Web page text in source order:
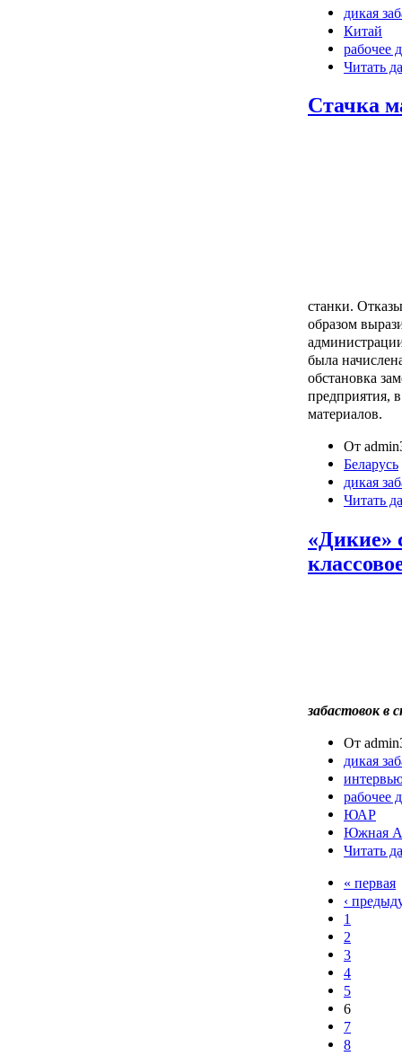
дикая
Китай
рабочее
Читать
Стачка
станки.
образом
была
обстановка
предприятия,
материалов.
От
Беларусь
дикая
Читать
«Дикие»
забастовок в
От
дикая
рабочее
ЮАР
Южная
Читать
« первая
‹
1
2
3
4
5
6
7
8